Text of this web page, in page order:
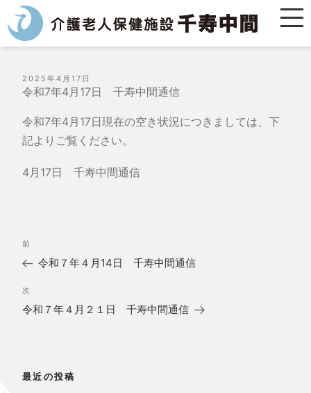
投
稿
日:
2025年4月17日
令和7年4月17日 千寿中間通信
令和7年4月17日現在の空き状況につきましては、下
記よりご覧ください。
4月17日 千寿中間通信
稿
ナ
ゲ
シ
過
去
の
投
稿
前
令和７年４月14日 千寿中間通信
次
の
投
次
令和７年４月２１日 千寿中間通信
最近の投稿